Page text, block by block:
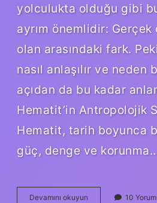
yolculukta olduğu gibi
ayrım önemlidir:
olan arasındaki fark.
nasıl anlaşılır ve neden
açıdan da bu kadar
Hematit’in Antropolojik
Hematit, tarih boyunca
güç, denge ve
Devamını okuyun 10 Yorum